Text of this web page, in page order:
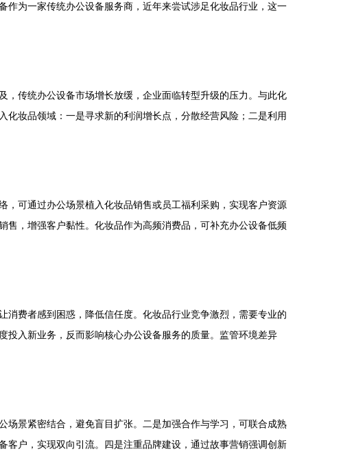
为一家传统办公设备服务商，近年来尝试涉足化妆品行业，这一
传统办公设备市场增长放缓，企业面临转型升级的压力。与此化
妆品领域：一是寻求新的利润增长点，分散经营风险；二是利用
，可通过办公场景植入化妆品销售或员工福利采购，实现客户资源
，增强客户黏性。化妆品作为高频消费品，可补充办公设备低频
费者感到困惑，降低信任度。化妆品行业竞争激烈，需要专业的
投入新业务，反而影响核心办公设备服务的质量。监管环境差异
场景紧密结合，避免盲目扩张。二是加强合作与学习，可联合成熟
户，实现双向引流。四是注重品牌建设，通过故事营销强调创新